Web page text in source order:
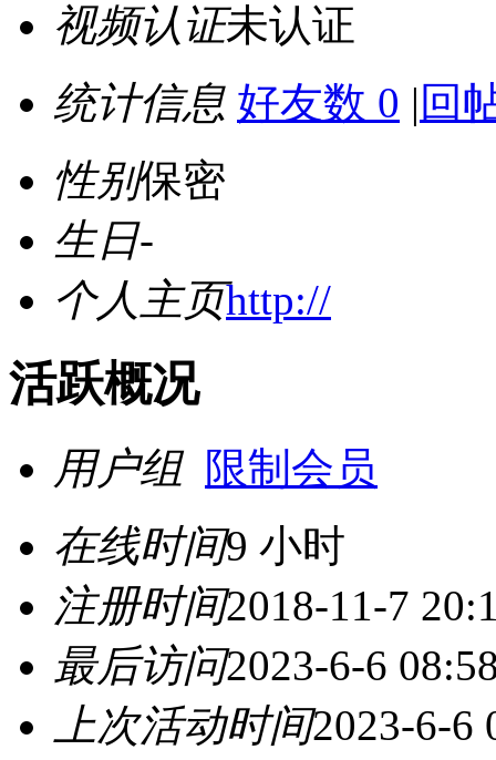
视频认证未认证
统计信息 好友数 0 | 回
性别保密
生日-
个人主页http://
活跃概况
用户组 限制会员
在线时间9 小时
注册时间2018-11-7
最后访问2023-6-6
上次活动时间2023-6-6